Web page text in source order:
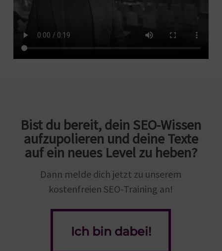
Bist du bereit, dein SEO-Wissen
aufzupolieren und deine Texte
auf ein neues Level zu heben?
Dann melde dich jetzt zu unserem
kostenfreien SEO-Training an!
Ich bin dabei!
Ich bin dabei!